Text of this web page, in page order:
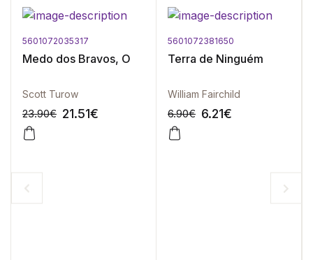
5601072035317
Medo dos Bravos, O
Scott Turow
23.90€ 21.51€
-10%
5601072381650
Terra de Ninguém
William Fairchild
6.90€ 6.21€